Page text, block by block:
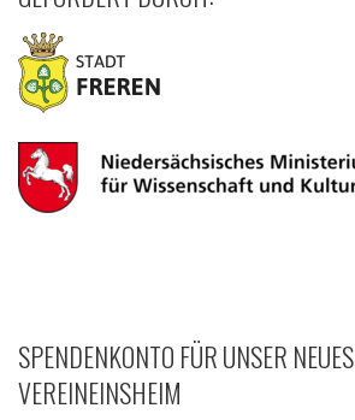
SPENDENKONTO FÜR UNSER NEUES
VEREINEINSHEIM